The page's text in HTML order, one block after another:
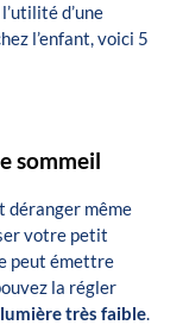
d’une
l’enfant, voici 5
sommeil
déranger même
votre petit
peut émettre
la régler
très faible